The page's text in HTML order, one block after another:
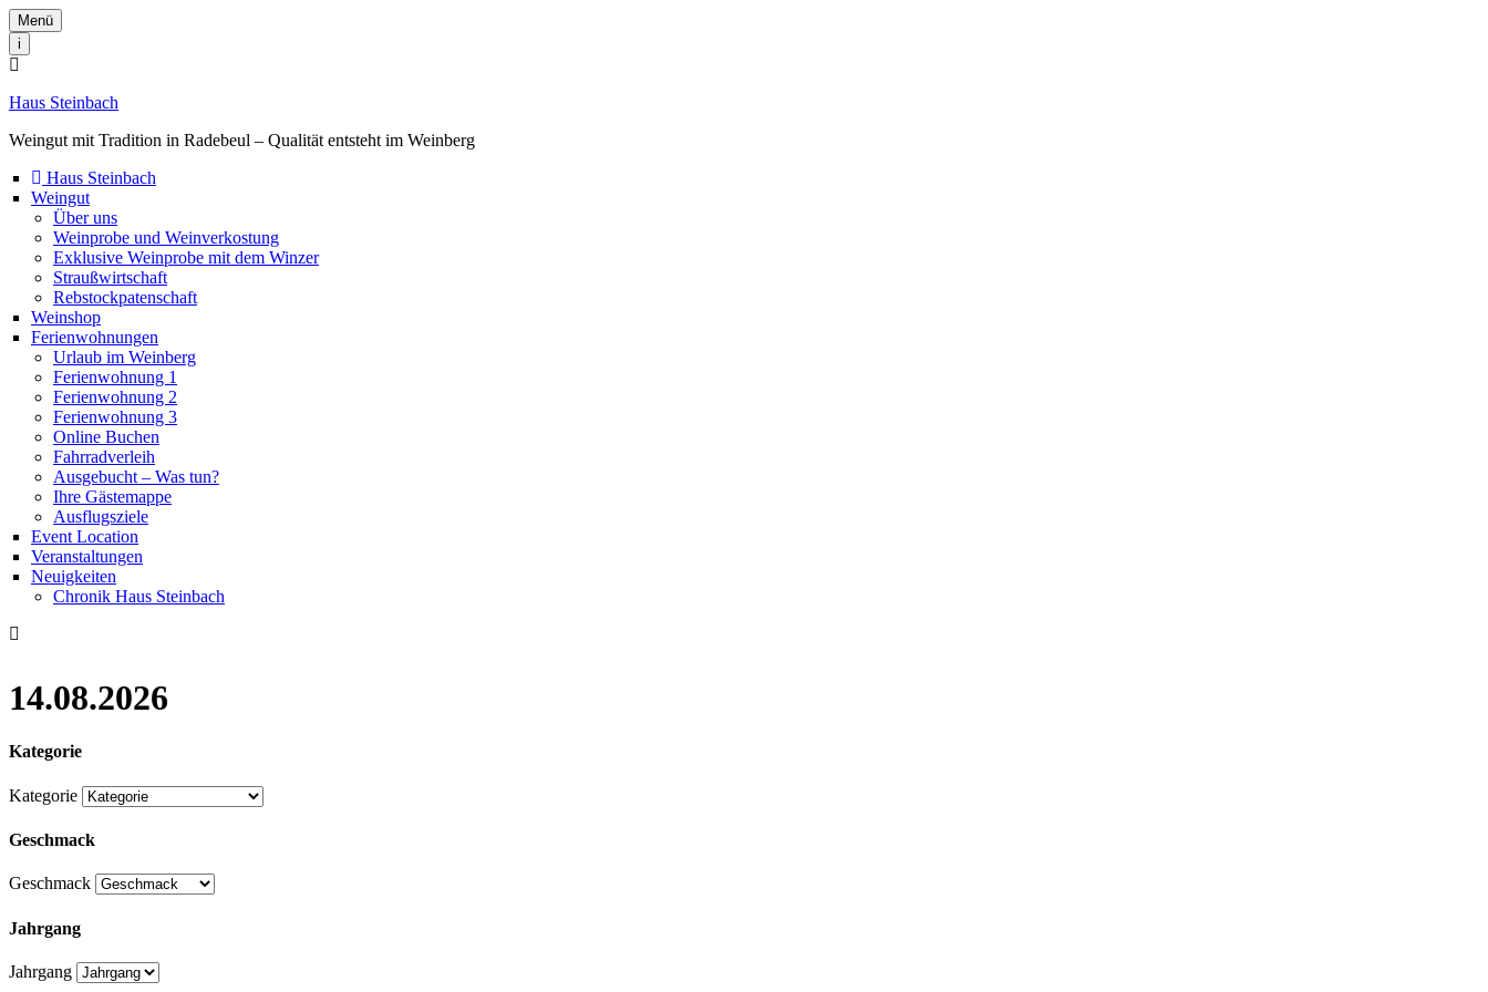
Menü
i
Haus Steinbach
Weingut mit Tradition in Radebeul – Qualität entsteht im Weinberg
Haus Steinbach
Weingut
Über uns
Weinprobe und Weinverkostung
Exklusive Weinprobe mit dem Winzer
Straußwirtschaft
Rebstockpatenschaft
Weinshop
Ferienwohnungen
Urlaub im Weinberg
Ferienwohnung 1
Ferienwohnung 2
Ferienwohnung 3
Online Buchen
Fahrradverleih
Ausgebucht – Was tun?
Ihre Gästemappe
Ausflugsziele
Event Location
Veranstaltungen
Neuigkeiten
Chronik Haus Steinbach
14.08.2026
Kategorie
Kategorie
Geschmack
Geschmack
Jahrgang
Jahrgang